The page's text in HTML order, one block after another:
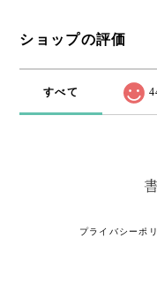
ショップの評価
すべて
プライバシーポ